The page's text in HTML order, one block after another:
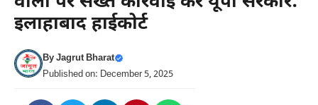
इलाहाबाद हाईकोर्ट
ByJagrut Bharat
Published on: December 5, 2025